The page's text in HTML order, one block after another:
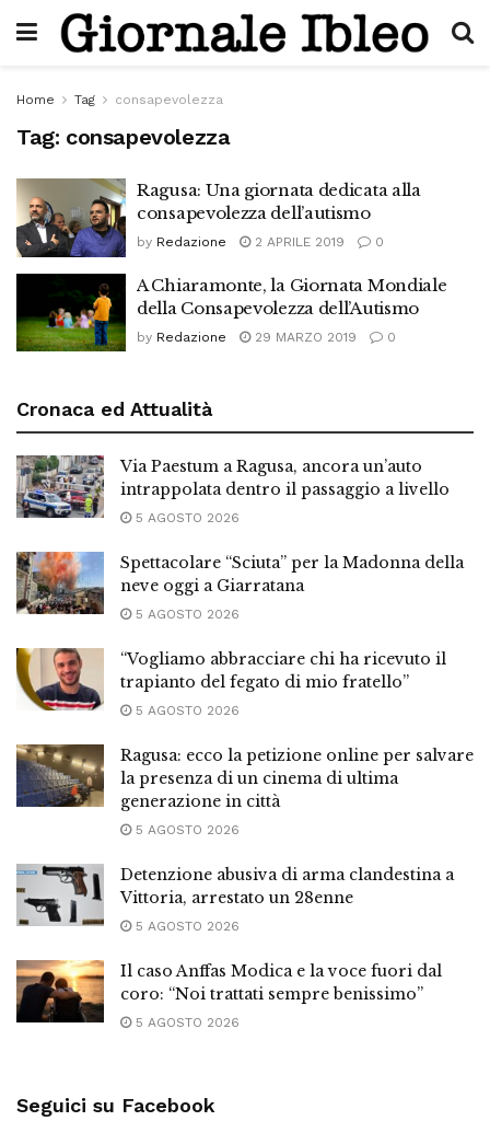
Home Tag consapevolezza
Tag: consapevolezza
Ragusa: Una giornata dedicata alla
consapevolezza dell’autismo
by Redazione 2 APRILE 2019 0
A Chiaramonte, la Giornata Mondiale
della Consapevolezza dell’Autismo
by Redazione 29 MARZO 2019 0
Cronaca ed Attualità
Via Paestum a Ragusa, ancora un’auto
intrappolata dentro il passaggio a livello
5 AGOSTO 2026
Spettacolare “Sciuta” per la Madonna della
neve oggi a Giarratana
5 AGOSTO 2026
“Vogliamo abbracciare chi ha ricevuto il
trapianto del fegato di mio fratello”
5 AGOSTO 2026
Ragusa: ecco la petizione online per salvare
la presenza di un cinema di ultima
generazione in città
5 AGOSTO 2026
Detenzione abusiva di arma clandestina a
Vittoria, arrestato un 28enne
5 AGOSTO 2026
Il caso Anffas Modica e la voce fuori dal
coro: “Noi trattati sempre benissimo”
5 AGOSTO 2026
Seguici su Facebook